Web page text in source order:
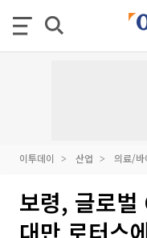
이투데이 산업 의료/바
보령, 글로
대만 로터스